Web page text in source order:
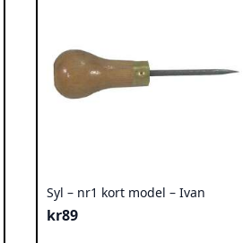
Syl – nr1 kort model – Ivan
kr89